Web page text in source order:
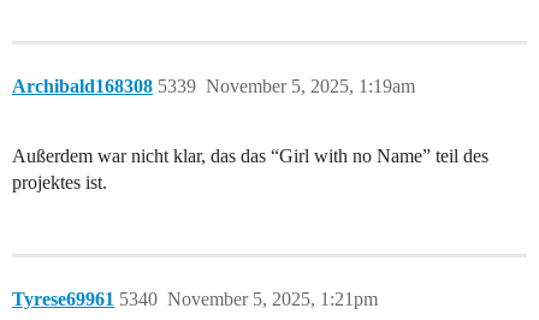
Archibald168308 November 5, 2025, 1:19am
5339
Außerdem war nicht klar, das das “Girl with no Name” teil des
projektes ist.
Tyrese69961 November 5, 2025, 1:21pm
5340